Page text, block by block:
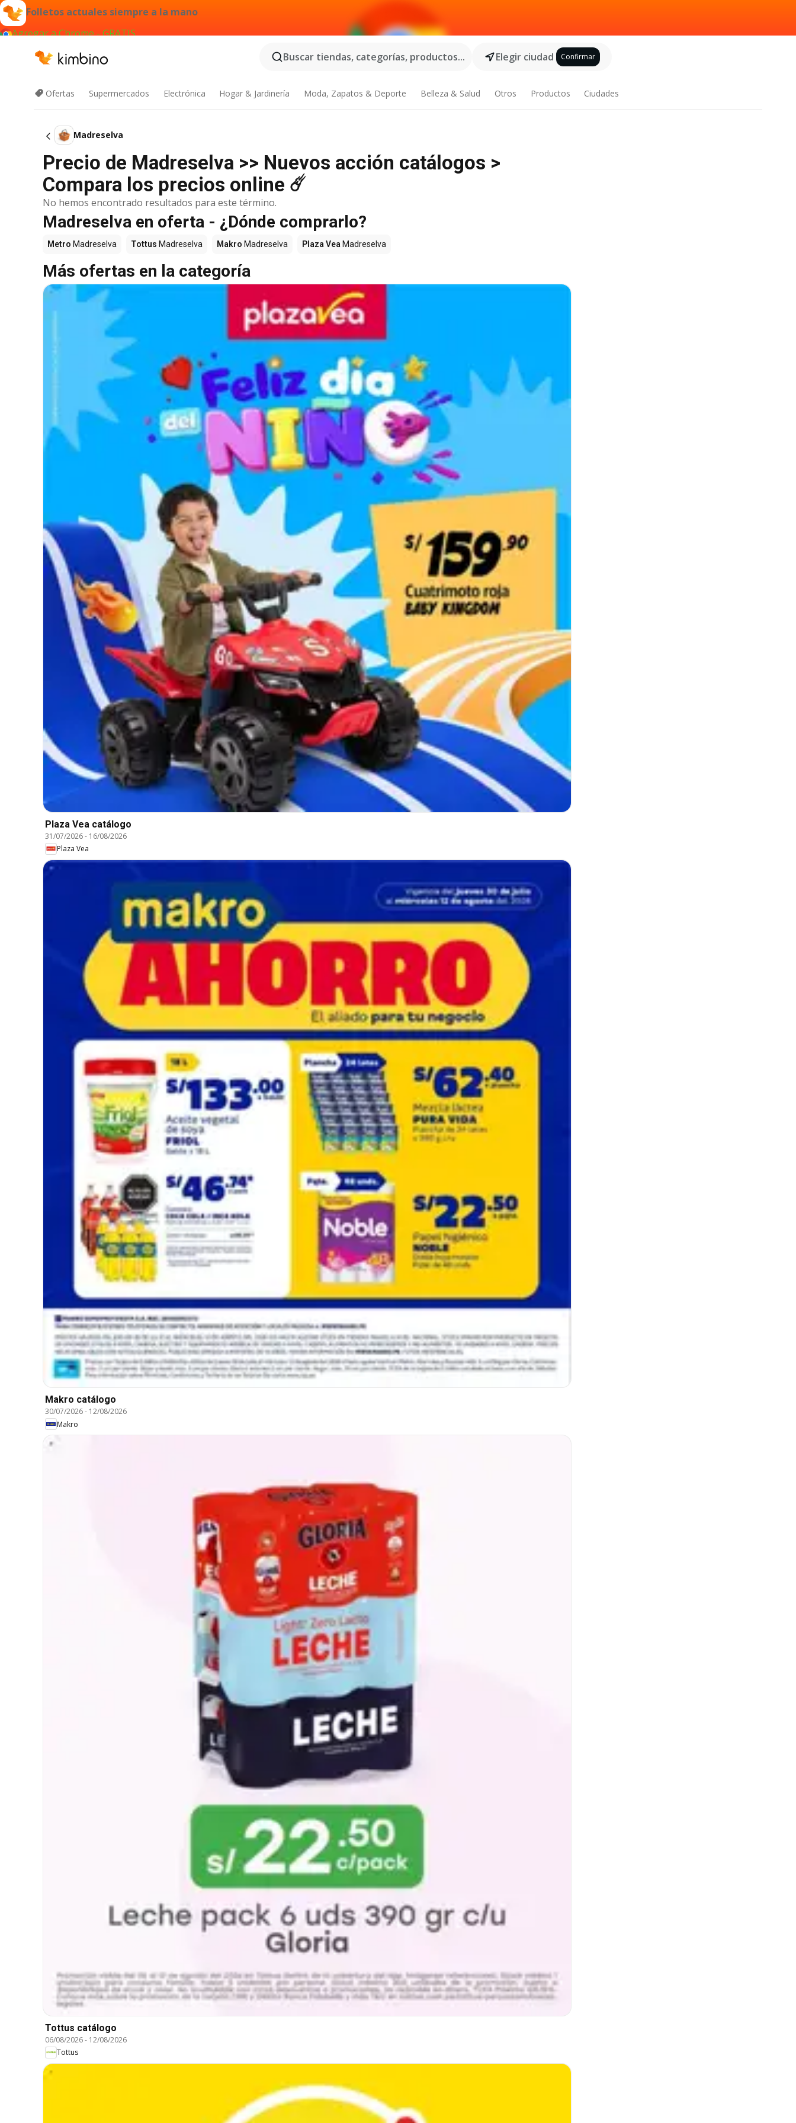
Folletos actuales siempre a la mano
Agregar a Chrome - GRATIS
Buscar tiendas, categorías, productos...
Elegir ciudad Confirmar
Ofertas Supermercados Electrónica Hogar & Jardinería Moda, Zapatos & Deporte Belleza & Salud Otros Productos Ciudades
Madreselva
Precio de Madreselva >> Nuevos acción catálogos >
Compara los precios online ☄️
No hemos encontrado resultados para este término.
Madreselva en oferta - ¿Dónde comprarlo?
Metro Madreselva Tottus Madreselva Makro Madreselva Plaza Vea Madreselva
Más ofertas en la categoría
Plaza Vea catálogo
31/07/2026- 16/08/2026
Plaza Vea
Makro catálogo
30/07/2026- 12/08/2026
Makro
Tottus catálogo
06/08/2026- 12/08/2026
Tottus